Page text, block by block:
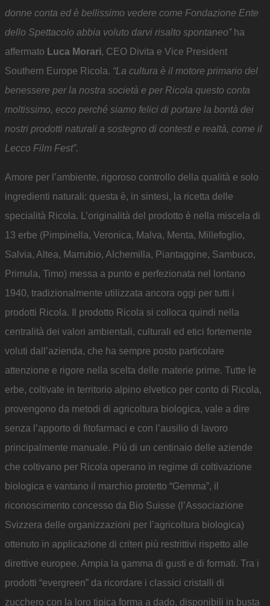
donne conta ed è bellissimo vedere come Fondazione Ente
dello Spettacolo abbia voluto darvi risalto spontaneo”ha
affermato Luca Morari, CEO Divita e Vice President
Southern Europe Ricola. “La cultura è il motore primario del
benessere per la nostra società e per Ricola questo conta
moltissimo, ecco perché siamo felici di portare la bontà dei
nostri prodotti naturali a sostegno di contesti e realtà, come il
Lecco Film Fest”.
Amore per l’ambiente, rigoroso controllo della qualità e solo
ingredienti naturali: questa è, in sintesi, la ricetta delle
specialità Ricola. L’originalità del prodotto è nella miscela di
13 erbe (Pimpinella, Veronica, Malva, Menta, Millefoglio,
Salvia, Altea, Marrubio, Alchemilla, Piantaggine, Sambuco,
Primula, Timo) messa a punto e perfezionata nel lontano
1940, tradizionalmente utilizzata ancora oggi per tutti i
prodotti Ricola. Il prodotto Ricola si colloca quindi nella
centralità dei valori ambientali, culturali ed etici fortemente
voluti dall’azienda, che ha sempre posto particolare
attenzione e rigore nella scelta delle materie prime. Tutte le
erbe, coltivate in territorio alpino elvetico per conto di Ricola,
provengono da metodi di agricoltura biologica, vale a dire
senza l’apporto di fitofarmaci e con l’ausilio di lavoro
principalmente manuale. Più di un centinaio delle aziende
che coltivano per Ricola operano in regime di coltivazione
biologica e vantano il marchio protetto “Gemma”, il
riconoscimento concesso da Bio Suisse (l’Associazione
Svizzera delle organizzazioni per l’agricoltura biologica)
ottenuto in applicazione di criteri più restrittivi rispetto alle
direttive europee. Ampia la gamma di gusti e di formati. Tra i
prodotti “evergreen” da ricordare i classici cristalli di
zucchero con la loro tipica forma a dado, disponibili in busta